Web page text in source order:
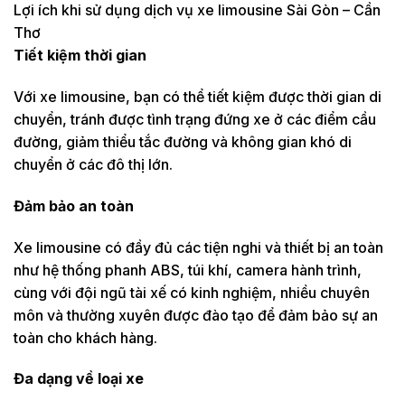
Lợi ích khi sử dụng dịch vụ xe limousine Sài Gòn – Cần
Thơ
Tiết kiệm thời gian
Với xe limousine, bạn có thể tiết kiệm được thời gian di
chuyển, tránh được tình trạng đứng xe ở các điểm cầu
đường, giảm thiểu tắc đường và không gian khó di
chuyển ở các đô thị lớn.
Đảm bảo an toàn
Xe limousine có đầy đủ các tiện nghi và thiết bị an toàn
như hệ thống phanh ABS, túi khí, camera hành trình,
cùng với đội ngũ tài xế có kinh nghiệm, nhiều chuyên
môn và thường xuyên được đào tạo để đảm bảo sự an
toàn cho khách hàng.
Đa dạng về loại xe